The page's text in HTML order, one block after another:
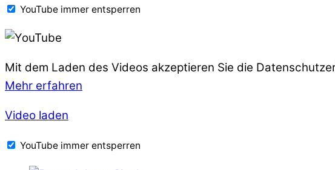
YouTube immer entsperren
Mit dem Laden des Videos akzeptieren Sie die
Mehr erfahren
Video laden
YouTube immer entsperren